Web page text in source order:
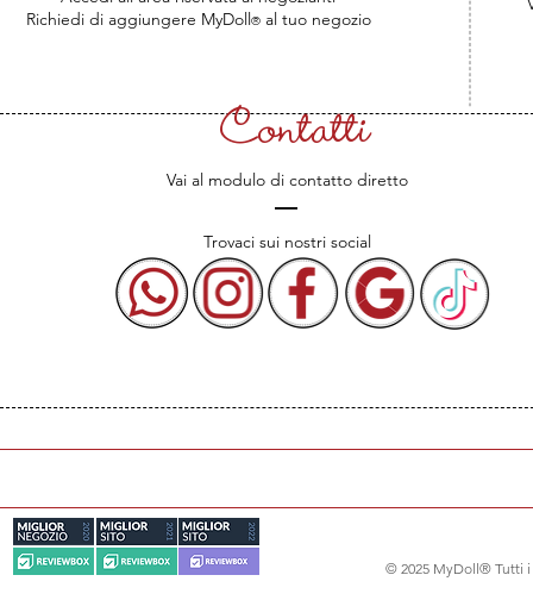
Richiedi di aggiungere MyDoll®al tuo negozio
Contatti
Vai al modulo di contatto diretto
Trovaci sui nostri social
© 2025 MyDoll® Tutti i